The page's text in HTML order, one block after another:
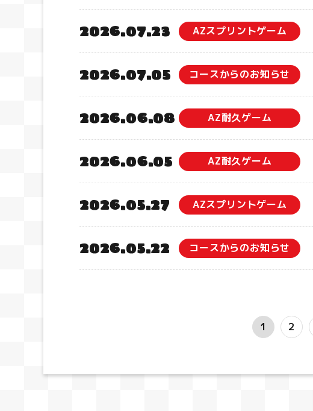
2026.07.23 AZスプリントゲーム
2026.07.05 コースからのお知らせ
2026.06.08 AZ耐久ゲーム
2026.06.05 AZ耐久ゲーム
2026.05.27 AZスプリントゲーム
2026.05.22 コースからのお知らせ
1 2